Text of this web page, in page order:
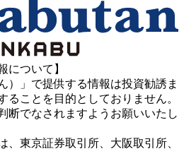
について】
）」で提供する情報は投資勧誘ま
ることを目的としておりません。
断でなされますようお願いいたし
、東京証券取引所、大阪取引所、